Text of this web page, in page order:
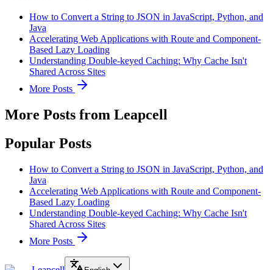
How to Convert a String to JSON in JavaScript, Python, and
Java
Accelerating Web Applications with Route and Component-
Based Lazy Loading
Understanding Double-keyed Caching: Why Cache Isn't
Shared Across Sites
More Posts
More Posts from Leapcell
Popular Posts
How to Convert a String to JSON in JavaScript, Python, and
Java
Accelerating Web Applications with Route and Component-
Based Lazy Loading
Understanding Double-keyed Caching: Why Cache Isn't
Shared Across Sites
More Posts